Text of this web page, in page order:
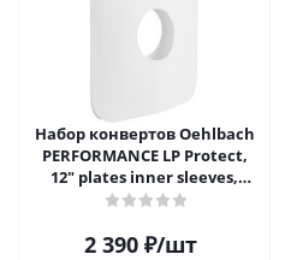
Набор конвертов Oehlbach
PERFORMANCE LP Protect,
12" plates inner sleeves,
D1C2611
2 390₽/шт